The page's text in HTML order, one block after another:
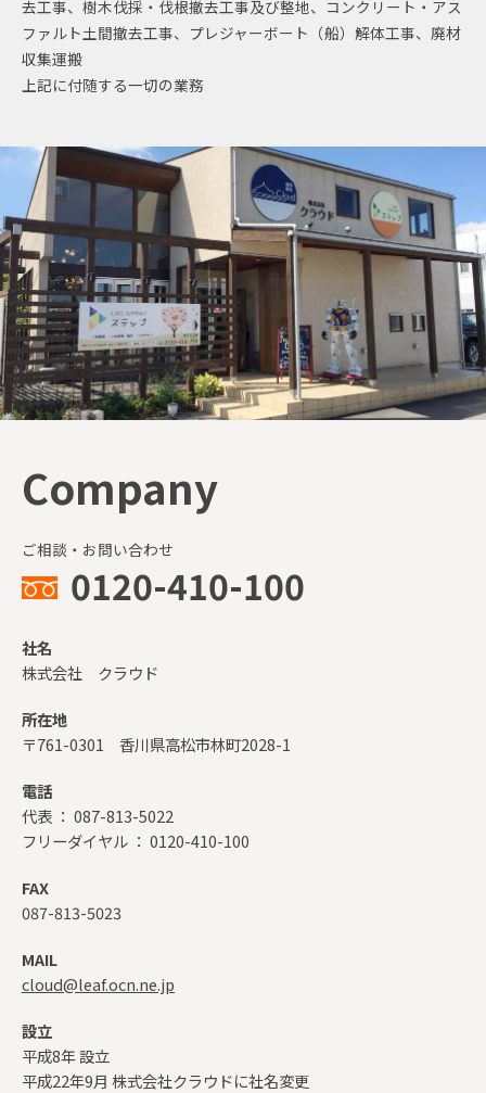
去工事、樹木伐採・伐根撤去工事及び整地、コンクリート・アス
ファルト土間撤去工事、プレジャーボート（船）解体工事、廃材
収集運搬
上記に付随する一切の業務
Company
ご相談・お問い合わせ
0120-410-100
社名
株式会社 クラウド
所在地
〒761-0301 香川県高松市林町2028-1
電話
代表 ： 087-813-5022
フリーダイヤル ： 0120-410-100
FAX
087-813-5023
MAIL
cloud@leaf.ocn.ne.jp
設立
平成8年 設立
平成22年9月 株式会社クラウドに社名変更